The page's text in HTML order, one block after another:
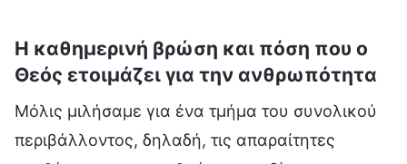
Η καθημερινή βρώση και πόση που ο
Θεός ετοιμάζει για την ανθρωπότητα
Μόλις μιλήσαμε για ένα τμήμα του συνολικού
περιβάλλοντος, δηλαδή, τις απαραίτητες